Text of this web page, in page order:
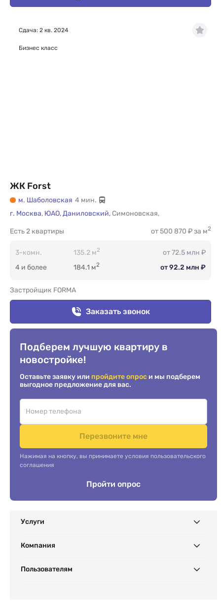
ЖК Forst
м. Шаболовская 4 мин.
г. Москва, ЮАО,Даниловский, Симоновская,
2 квартиры
Есть от 500 870 ₽ за м2
3-комн. 135.2 м2
от 72.5 млн ₽
4 и более
184.1 м2 от 92.2 млн ₽
Застройщик FORMA
Заказать звонок
Сдача: 2 кв. 2024
Бизнес класс
Подберем лучшую квартиру в
новостройке!
Оставьте заявку или пройдите опрос и мы подберем
выгодное предложение для вас.
Перезвоните мне
Нажимая на кнопку, вы принимаете условия пользовательского
соглашения
Пройти опрос
Услуги
Компания
Пользователям